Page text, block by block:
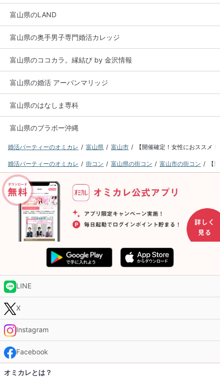
富山県のLAND
富山県の奥手男子専門婚活カレッジ
富山県のココカラ。縁結び by 金沢情報
富山県の婚活 アーバンマリッジ
富山県のはなしま専科
富山県のブラボー沖縄
婚活パーティーのオミカレ 富山県 富山市 【開催確定！女性におススメ
婚活パーティーのオミカレ 街コン 富山県の街コン 富山市の街コン 【
LINE
X
Instagram
Facebook
オミカレとは？